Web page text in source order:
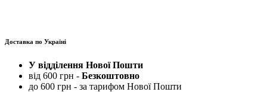
Доставка по Україні
У відділення Нової Пошти
від 600 грн - Безкоштовно
до 600 грн - за тарифом Нової Пошти